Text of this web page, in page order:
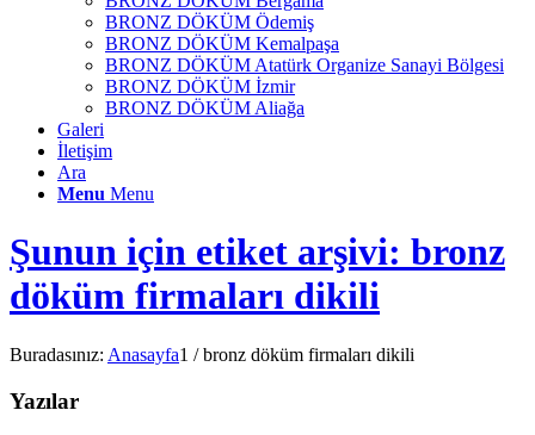
BRONZ DÖKÜM Ödemiş
BRONZ DÖKÜM Kemalpaşa
BRONZ DÖKÜM Atatürk Organize Sanayi Bölgesi
BRONZ DÖKÜM İzmir
BRONZ DÖKÜM Aliağa
Galeri
İletişim
Ara
Menu Menu
Şunun için etiket arşivi: bronz
döküm firmaları dikili
Buradasınız: Anasayfa1 / bronz döküm firmaları dikili
Yazılar